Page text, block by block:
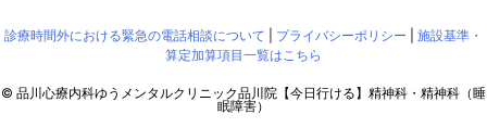
診療時間外における緊急の電話相談について プライバシーポリシー
施設基準・
算定加算項目一覧はこちら
© 品川心療内科ゆうメンタルクリニック品川院【今日行ける】精神科・精神科（睡
眠障害）